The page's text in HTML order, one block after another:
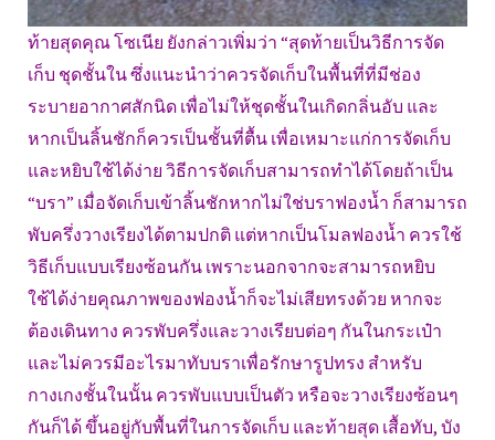
ท้ายสุดคุณ โซเนีย ยังกล่าวเพิ่มว่า “สุดท้ายเป็นวิธีการจัด
เก็บ ชุดชั้นใน ซึ่งแนะนำว่าควรจัดเก็บในพื้นที่ที่มีช่อง
ระบายอากาศสักนิด เพื่อไม่ให้ชุดชั้นในเกิดกลิ่นอับ และ
หากเป็นลิ้นชักก็ควรเป็นชั้นที่ตื้น เพื่อเหมาะแก่การจัดเก็บ
และหยิบใช้ได้ง่าย วิธีการจัดเก็บสามารถทำได้โดยถ้าเป็น
“บรา” เมื่อจัดเก็บเข้าลิ้นชักหากไม่ใช่บราฟองน้ำ ก็สามารถ
พับครึ่งวางเรียงได้ตามปกติ แต่หากเป็นโมลฟองน้ำ ควรใช้
วิธีเก็บแบบเรียงซ้อนกัน เพราะนอกจากจะสามารถหยิบ
ใช้ได้ง่ายคุณภาพของฟองน้ำก็จะไม่เสียทรงด้วย หากจะ
ต้องเดินทาง ควรพับครึ่งและวางเรียบต่อๆ กันในกระเป๋า
และไม่ควรมีอะไรมาทับบราเพื่อรักษารูปทรง สำหรับ
กางเกงชั้นในนั้น ควรพับแบบเป็นตัว หรือจะวางเรียงซ้อนๆ
กันก็ได้ ขึ้นอยู่กับพื้นที่ในการจัดเก็บ และท้ายสุด เสื้อทับ, บัง